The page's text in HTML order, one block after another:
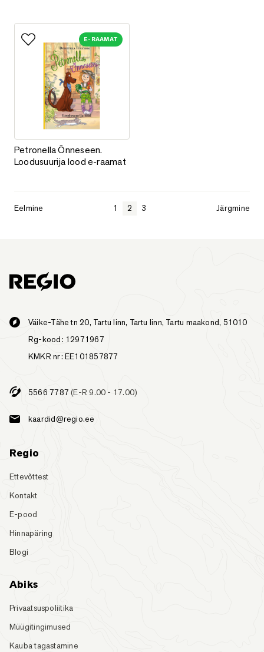
E-RAAMAT
Lisa lemmikutesse
Petronella Õnneseen. Loodusuurija lood e-raamat
Petronella Õnneseen.
Loodusuurija lood e-raamat
Eelmine 1 2 3 Järgmine
Väike-Tähe tn 20, Tartu linn, Tartu linn, Tartu maakond, 51010
Rg-kood: 12971967
KMKR nr: EE101857877
5566 7787 (E-R 9.00 - 17.00)
kaardid@regio.ee
Regio
Ettevõttest
Kontakt
E-pood
Hinnapäring
Blogi
Abiks
Privaatsuspoliitika
Müügitingimused
Kauba tagastamine